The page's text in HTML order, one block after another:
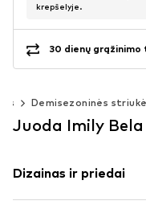
krepšelyje.
30 dienų grąžinimo
Demisezoninės
Juoda Imily
Dizainas ir priedai